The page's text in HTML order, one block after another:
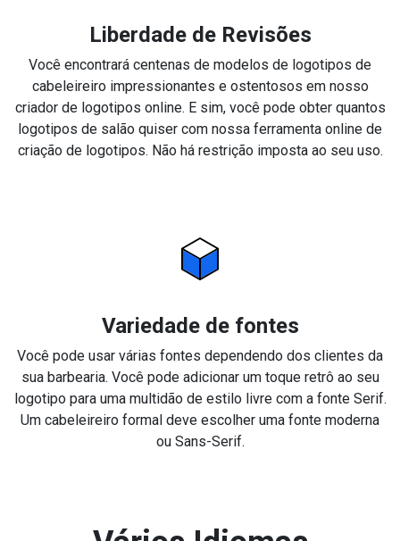
Liberdade de Revisões
Você encontrará centenas de modelos de logotipos de
cabeleireiro impressionantes e ostentosos em nosso
criador de logotipos online. E sim, você pode obter quantos
logotipos de salão quiser com nossa ferramenta online de
criação de logotipos. Não há restrição imposta ao seu uso.
Variedade de fontes
Você pode usar várias fontes dependendo dos clientes da
sua barbearia. Você pode adicionar um toque retrô ao seu
logotipo para uma multidão de estilo livre com a fonte Serif.
Um cabeleireiro formal deve escolher uma fonte moderna
ou Sans-Serif.